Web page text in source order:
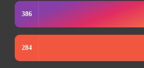
386
284